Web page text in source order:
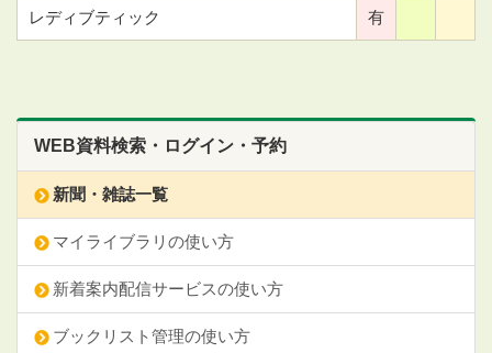
レディブティック 有
WEB資料検索・ログイン・予約
新聞・雑誌一覧
マイライブラリの使い方
新着案内配信サービスの使い方
ブックリスト管理の使い方